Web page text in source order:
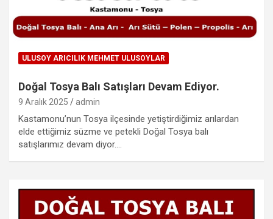
ULUSOY ARICILIK MEHMET ULUSOYLAR
Doğal Tosya Balı Satışları Devam Ediyor.
9 Aralık 2025 admin
Kastamonu’nun Tosya ilçesinde yetiştirdiğimiz arılardan
elde ettiğimiz süzme ve petekli Doğal Tosya balı
satışlarımız devam diyor.…